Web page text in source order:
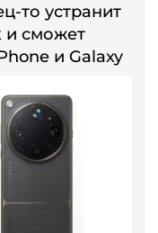
то устранит
и сможет
и Galaxy